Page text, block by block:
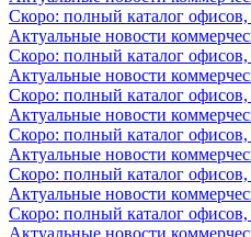
Скоро: полный каталог
Актуальные новости
Скоро: полный каталог
Актуальные новости
Скоро: полный каталог
Актуальные новости
Скоро: полный каталог
Актуальные новости
Скоро: полный каталог
Актуальные новости
Скоро: полный каталог
Актуальные новости